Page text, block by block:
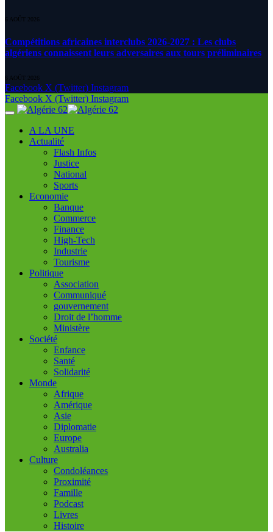
6 AOÛT 2026
Compétitions africaines interclubs 2026-2027 : Les clubs
algériens connaissent leurs adversaires aux tours préliminaires
6 AOÛT 2026
Facebook X (Twitter) Instagram
Facebook X (Twitter) Instagram
A LA UNE
Actualité
Flash Infos
Justice
National
Sports
Economie
Banque
Commerce
Finance
High-Tech
Industrie
Tourisme
Politique
Association
Communiqué
gouvernement
Droit de l’homme
Ministère
Société
Enfance
Santé
Solidarité
Monde
Afrique
Amérique
Asie
Diplomatie
Europe
Australia
Culture
Condoléances
Proximité
Famille
Podcast
Livres
Histoire